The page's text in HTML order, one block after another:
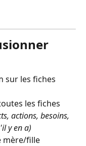
sur les fiches
les fiches
actions, besoins,
y en a)
mère/fille